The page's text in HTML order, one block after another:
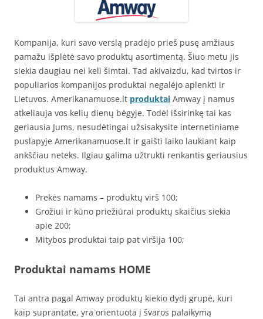
Kompanija, kuri savo verslą pradėjo prieš pusę amžiaus
pamažu išplėtė savo produktų asortimentą. Šiuo metu jis
siekia daugiau nei keli šimtai. Tad akivaizdu, kad tvirtos ir
populiarios kompanijos produktai negalėjo aplenkti ir
Lietuvos. Amerikanamuose.lt produktai Amway į namus
atkeliauja vos kelių dienų bėgyje. Todėl išsirinkę tai kas
geriausia Jums, nesudėtingai užsisakysite internetiniame
puslapyje Amerikanamuose.lt ir gaišti laiko laukiant kaip
ankščiau neteks. Ilgiau galima užtrukti renkantis geriausius
produktus Amway.
Prekės namams – produktų virš 100;
Grožiui ir kūno priežiūrai produktų skaičius siekia
apie 200;
Mitybos produktai taip pat viršija 100;
Produktai namams HOME
Tai antra pagal Amway produktų kiekio dydį grupė, kuri
kaip suprantate, yra orientuota į švaros palaikymą